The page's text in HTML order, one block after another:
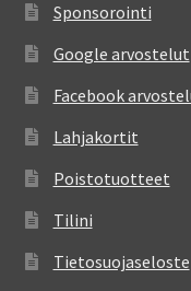
Sponsorointi
Google arvostelut
Facebook
Lahjakortit
Poistotuotteet
Tilini
Tietosuojaseloste